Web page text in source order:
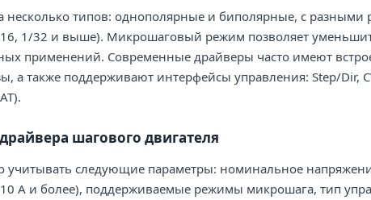
несколько типов: однополярные и биполярные, с
1/32 и выше). Микрошаговый режим позволяет
применений. Современные драйверы часто имеют
а также поддерживают интерфейсы управления: Step/Dir,
шагового двигателя
учитывать следующие параметры: номинальное
А и более), поддерживаемые режимы микрошага, тип